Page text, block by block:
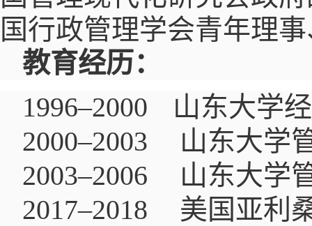
国行政管理学会青年理
教育经历：
1996–2000
山东大学
2000–2003
山东大学
2003–2006
山东大学
2017–2018
美国亚利